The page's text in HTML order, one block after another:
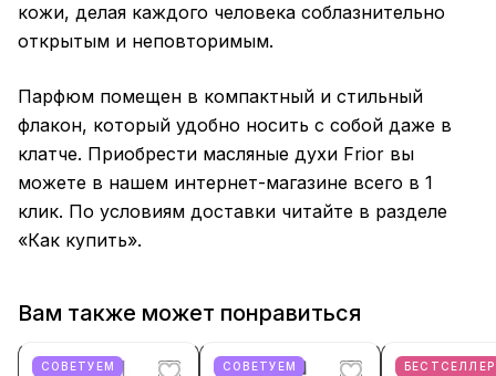
кожи, делая каждого человека соблазнительно
открытым и неповторимым.
Парфюм помещен в компактный и стильный
флакон, который удобно носить с собой даже в
клатче. Приобрести масляные духи Frior вы
можете в нашем интернет-магазине всего в 1
клик. По условиям доставки читайте в разделе
«Как купить».
Вам также может понравиться
СОВЕТУЕМ СОВЕТУЕМ БЕСТСЕЛЛЕР